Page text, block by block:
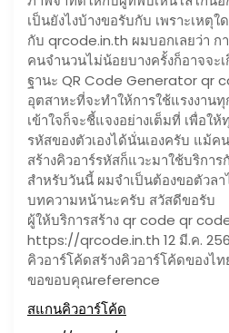
เป็นยังไงบ้างขอรับกับ เพราะเหตุ
กับ qrcode.in.th ผมบอกเลยว่า ก
คนจำนวนไม่น้อยบางครั้งก็อาจจะเ
ฐานะ QR Code Generator qr
อุตสาหะที่จะทำให้การใช้แรงงาน
เข้าใจก็จะชี้แจงอย่างเต็มที่ เพื่อใ
รหัสของตัวเองได้นั่นเองครับ แม้
สร้างคิวอาร์รหัสก็แวะมาใช้บริการ
สำหรับวันนี้ ผมจำเป็นต้องขอตัวล
บทความหน้านะครับ สวัสดีขอรับ
ผู้ให้บริการสร้าง qr code qr
https://qrcode.in.th 12 มี.ค.
คิวอาร์โค้ดสร้างคิวอาร์โค้ดของไ
ขอขอบคุณreference
สแกนคิวอาร์โค้ด